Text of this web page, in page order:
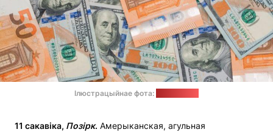
Ілюстрацыйнае фота:
11 сакавіка, Позірк. Амерыканская, агульная